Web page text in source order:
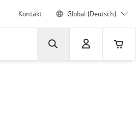
Kontakt Global (Deutsch)